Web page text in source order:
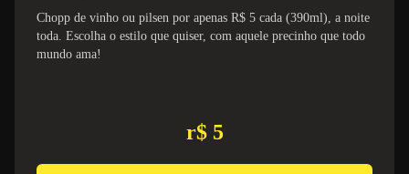
Chopp de vinho ou pilsen por apenas R$ 5 cada (390ml), a noite
toda. Escolha o estilo que quiser, com aquele precinho que todo
mundo ama!
r$ 5